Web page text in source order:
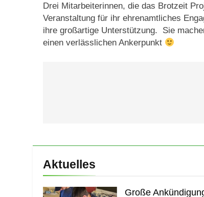
Drei Mitarbeiterinnen, die das Brotzeit
Veranstaltung für ihr ehrenamtliches
ihre großartige Unterstützung. Sie
einen verlässlichen Ankerpunkt
Aktuelles
Große